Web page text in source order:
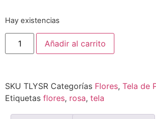
Hay existencias
Añadir al carrito
SKU TLYSR Categorías Flores, Tela de
Etiquetas flores, rosa, tela